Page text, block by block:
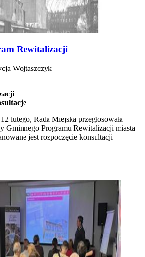
Rewitalizacji
Wojtaszczyk
lutego, Rada Miejska przegłosowała
Gminnego Programu Rewitalizacji miasta
jest rozpoczęcie konsultacji